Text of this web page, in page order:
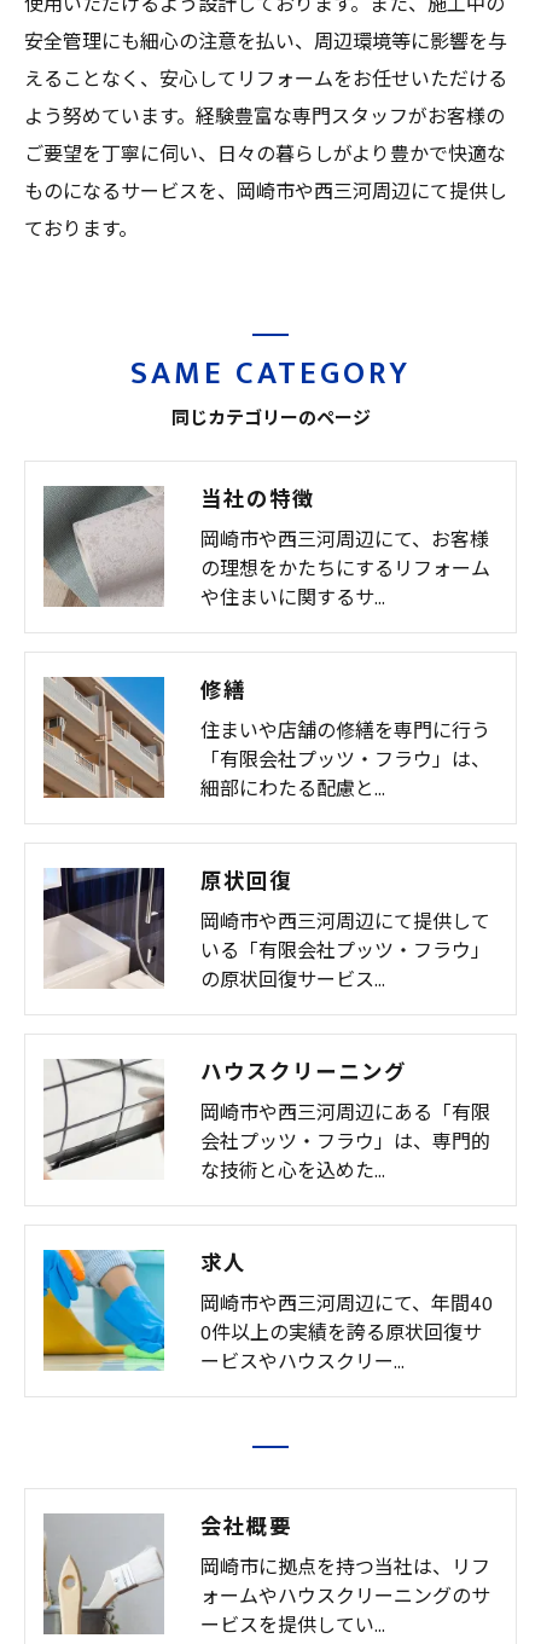
安全管理にも細心の注意を払い、周辺環境等に影響を与
えることなく、安心してリフォームをお任せいただける
よう努めています。経験豊富な専門スタッフがお客様の
ご要望を丁寧に伺い、日々の暮らしがより豊かで快適な
ものになるサービスを、岡崎市や西三河周辺にて提供し
ております。
同じカテゴリーのページ
SAME CATEGORY
当社の特徴
岡崎市や西三河周辺にて、お客様
の理想をかたちにするリフォーム
や住まいに関するサ…
修繕
住まいや店舗の修繕を専門に行う
「有限会社プッツ・フラウ」は、
細部にわたる配慮と…
原状回復
岡崎市や西三河周辺にて提供して
いる「有限会社プッツ・フラウ」
の原状回復サービス…
ハウスクリーニング
岡崎市や西三河周辺にある「有限
会社プッツ・フラウ」は、専門的
な技術と心を込めた…
求人
岡崎市や西三河周辺にて、年間40
0件以上の実績を誇る原状回復サ
ービスやハウスクリー…
会社概要
岡崎市に拠点を持つ当社は、リフ
ォームやハウスクリーニングのサ
ービスを提供してい…